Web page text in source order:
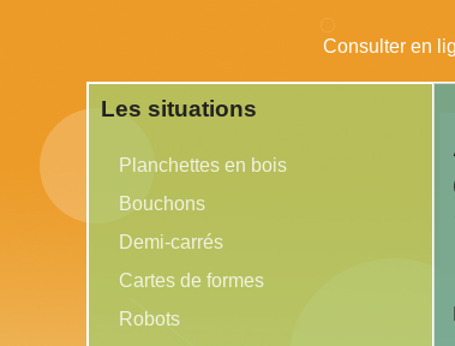
Consulter en
Les situations
Planchettes en bois
Bouchons
Demi-carrés
Cartes de formes
Robots